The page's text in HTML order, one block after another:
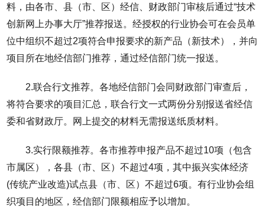
料，由各市、县（市、区）经信、财政部门审核后通过“技术
创新网上办事大厅”推荐报送。经授权的行业协会可在会员单
位中组织不超过2项符合申报要求的新产品（新技术），并向
项目所在地经信部门推荐，通过经信部门统一报送。
2.联合行文推荐。各地经信部门会同财政部门审查后，
将符合要求的项目汇总，联合行文一式两份分别报送省经信
委和省财政厅。网上提交的材料无需报送纸质材料。
3.实行限额推荐。各市推荐申报产品不超过10项（包含
市属区），各县（市、区）不超过4项，其中振兴实体经济
(传统产业改造)试点县（市、区）不超过6项。有行业协会组
织项目的地区，经信部门限额相应予以增加。